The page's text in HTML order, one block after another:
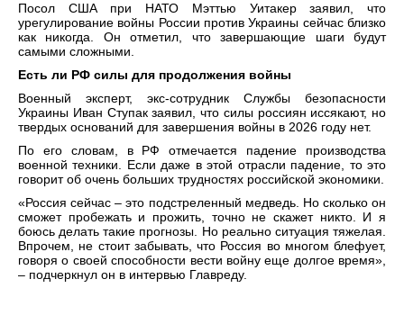
Посол США при НАТО Мэттью Уитакер заявил, что
урегулирование войны России против Украины сейчас близко
как никогда. Он отметил, что завершающие шаги будут
самыми сложными.
Есть ли РФ силы для продолжения войны
Военный эксперт, экс-сотрудник Службы безопасности
Украины Иван Ступак заявил, что силы россиян иссякают, но
твердых оснований для завершения войны в 2026 году нет.
По его словам, в РФ отмечается падение производства
военной техники. Если даже в этой отрасли падение, то это
говорит об очень больших трудностях российской экономики.
«Россия сейчас – это подстреленный медведь. Но сколько он
сможет пробежать и прожить, точно не скажет никто. И я
боюсь делать такие прогнозы. Но реально ситуация тяжелая.
Впрочем, не стоит забывать, что Россия во многом блефует,
говоря о своей способности вести войну еще долгое время»,
– подчеркнул он в интервью Главреду.